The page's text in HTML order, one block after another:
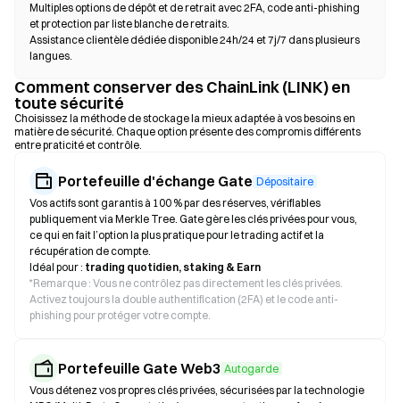
Multiples options de dépôt et de retrait avec 2FA, code anti-phishing
et protection par liste blanche de retraits.
Assistance clientèle dédiée disponible 24h/24 et 7j/7 dans plusieurs
langues.
Comment conserver des ChainLink (LINK) en
toute sécurité
Choisissez la méthode de stockage la mieux adaptée à vos besoins en
matière de sécurité. Chaque option présente des compromis différents
entre praticité et contrôle.
Portefeuille d'échange Gate Dépositaire
Vos actifs sont garantis à 100 % par des réserves, vérifiables
publiquement via Merkle Tree. Gate gère les clés privées pour vous,
ce qui en fait l’option la plus pratique pour le trading actif et la
récupération de compte.
Idéal pour : trading quotidien, staking & Earn
*Remarque : Vous ne contrôlez pas directement les clés privées.
Activez toujours la double authentification (2FA) et le code anti-
phishing pour protéger votre compte.
Portefeuille Gate Web3 Autogarde
Vous détenez vos propres clés privées, sécurisées par la technologie